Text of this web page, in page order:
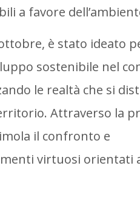
a favore
è stato ideato
sostenibile nel
le realtà che si
Attraverso la
il confronto e
virtuosi orientati